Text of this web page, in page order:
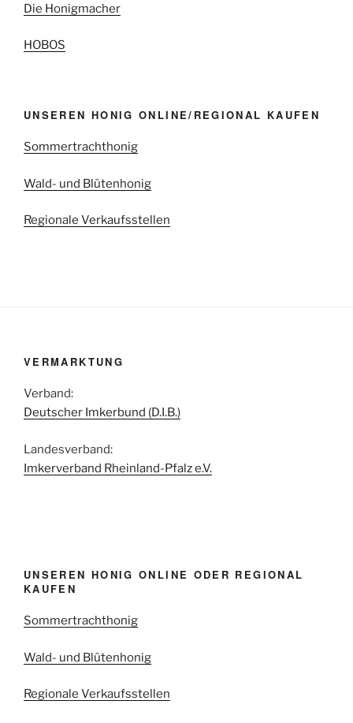
Die Honigmacher
HOBOS
UNSEREN HONIG ONLINE/REGIONAL KAUFEN
Sommertrachthonig
Wald- und Blütenhonig
Regionale Verkaufsstellen
VERMARKTUNG
Verband:
Deutscher Imkerbund (D.I.B.)
Landesverband:
Imkerverband Rheinland-Pfalz e.V.
UNSEREN HONIG ONLINE ODER REGIONAL
KAUFEN
Sommertrachthonig
Wald- und Blütenhonig
Regionale Verkaufsstellen